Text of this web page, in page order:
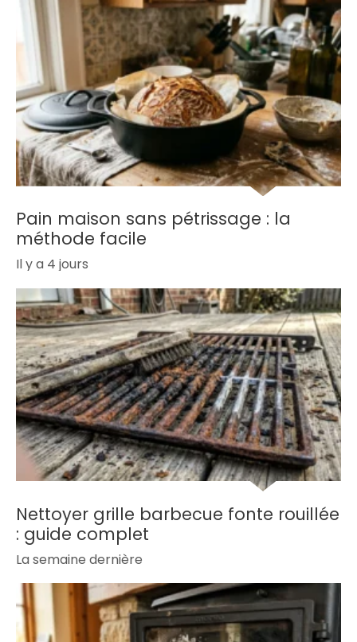
Pain maison sans pétrissage : la
méthode facile
Il y a 4 jours
Nettoyer grille barbecue fonte rouillée
: guide complet
La semaine dernière